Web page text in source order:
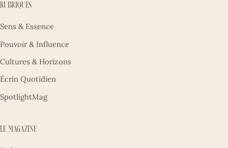
Rubriques
Sens & Essence
Pouvoir & Influence
Cultures & Horizons
Écrin Quotidien
SpotlightMag
Le magazine